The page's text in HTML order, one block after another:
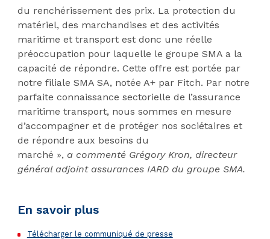
du renchérissement des prix. La protection du
matériel, des marchandises et des activités
maritime et transport est donc une réelle
préoccupation pour laquelle le groupe SMA a la
capacité de répondre. Cette offre est portée par
notre filiale SMA SA, notée A+ par Fitch. Par notre
parfaite connaissance sectorielle de l’assurance
maritime transport, nous sommes en mesure
d’accompagner et de protéger nos sociétaires et
de répondre aux besoins du
marché », a commenté Grégory Kron, directeur
général adjoint assurances IARD du groupe SMA.
En savoir plus
Télécharger le communiqué de presse